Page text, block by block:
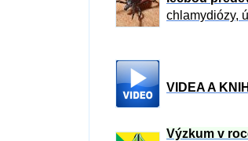
chlamydiózy,
VIDEA A
Výzkum v